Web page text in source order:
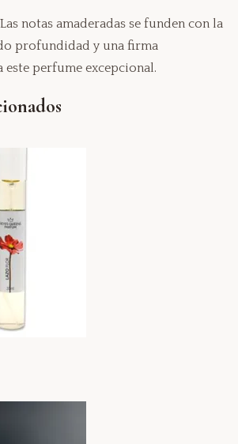
notas amaderadas se funden con la
profundidad y una firma
este perfume excepcional.